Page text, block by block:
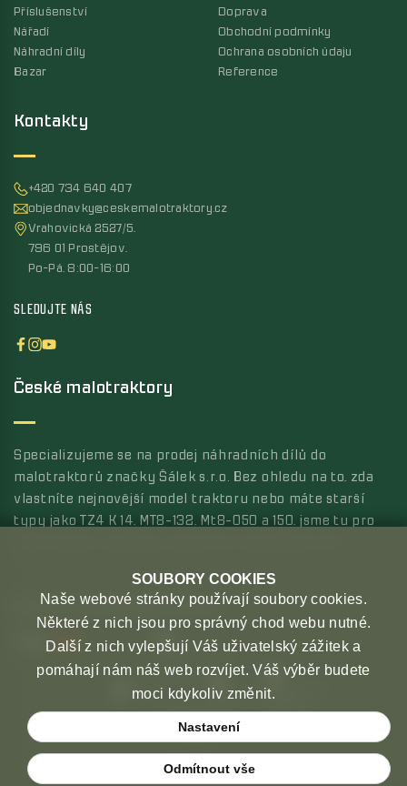
Kontakty
+420 734 640 407
objednavky@ceskemalotraktory.cz
Vrahovická 2527/5,
796 01 Prostějov,
Po-Pá, 8:00-16:00
SLEDUJTE NÁS
Příslušenství
Nářadí
Náhradní díly
Bazar
Doprava
Obchodní podmínky
Ochrana osobních údaju
Reference
České malotraktory
Specializujeme se na prodej náhradních dílů do
malotraktorů značky Šálek s.r.o. Bez ohledu na to, zda
vlastníte nejnovější model traktoru nebo máte starší
typy jako TZ4 K 14, MT8-132, Mt8-050 a 150, jsme tu pro
MOŽNOSTI PLATBYMOŽNOSTI DOPRAVY
SOUBORY COOKIES
Naše webové stránky používají soubory cookies.
Některé z nich jsou pro správný chod webu nutné.
Další z nich vylepšují Váš uživatelský zážitek a
pomáhají nám náš web rozvíjet. Váš výběr budete
moci kdykoliv změnit.
Nastavení
Odmítnout vše